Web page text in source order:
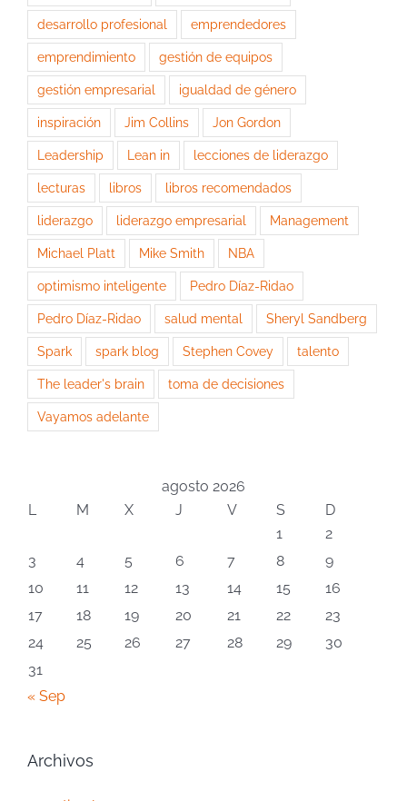
desarrollo profesional emprendedores
emprendimiento gestión de equipos
gestión empresarial igualdad de género
inspiración Jim Collins Jon Gordon
Leadership Lean in lecciones de liderazgo
lecturas libros libros recomendados
liderazgo liderazgo empresarial Management
Michael Platt Mike Smith NBA
optimismo inteligente Pedro Díaz-Ridao
Pedro Díaz-Ridao salud mental Sheryl Sandberg
Spark spark blog Stephen Covey talento
The leader's brain toma de decisiones
Vayamos adelante
agosto 2026
L
M X J V S
D
1
2
3
4 5 6 7 8
9
10
11 12 13 14 15
16
17
18 19 20 21 22
23
24
25 26 27 28 29
30
31
« Sep
Archivos